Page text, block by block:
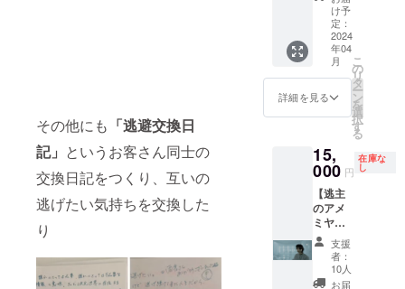
その他にも 「逃避交換日
記」 というお客さん同士の
交換日記をつくり、互いの
逃げたい気持ちを交換した
り
https://
www.ni
gebar.c
実績等
は下記
URLを
ご参照
くださ
い。
https://
note.co
164129
5b68 ※
有効期
限：
2023年
4月〜
2024年
3月31日
※対応不
可能な
す。カ
ウンセ
リング
ではな
いた
め、問
題の解
ではご
ざいま
せん。
ご了承
くださ
い。守
秘義務
契約が
必要な
場合
全国ど
こへで
も出張
可能で
す(横浜
からの
実費旅
費交通
費分は
いただ
きます)
講演は
オンラ
インで
も可能
です。
過去講
演実績
やDJの
け予
定：
2024
年04
月
詳細を見る
こ
の
リ
タ
ー
ン
を
選
択
す
る
15,
000 円
在庫な
し
【逃主
のアメ
ミヤに
企画仕
事を依
頼でき
ます】
支援
者：
10人
お届